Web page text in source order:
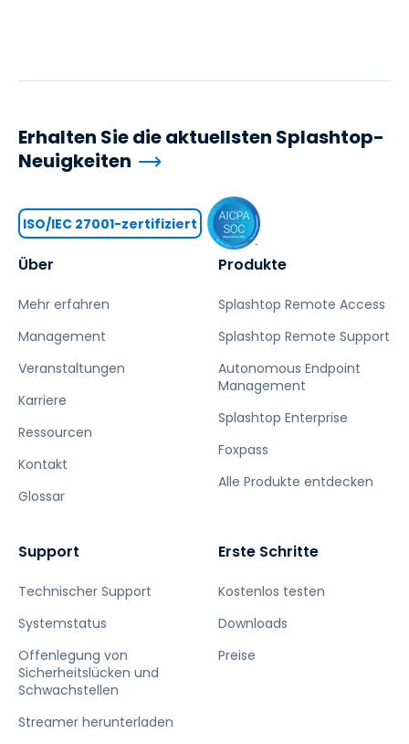
Über
Mehr erfahren
Management
Veranstaltungen
Karriere
Ressourcen
Kontakt
Glossar
Produkte
Splashtop Remote Access
Splashtop Remote Support
Autonomous Endpoint
Management
Splashtop Enterprise
Foxpass
Alle Produkte entdecken
Support
Technischer Support
Systemstatus
Offenlegung von
Sicherheitslücken und
Schwachstellen
Streamer herunterladen
Erste Schritte
Kostenlos testen
Downloads
Preise
Erhalten Sie die aktuellsten Splashtop-
Neuigkeiten
ISO/IEC 27001-zertifiziert